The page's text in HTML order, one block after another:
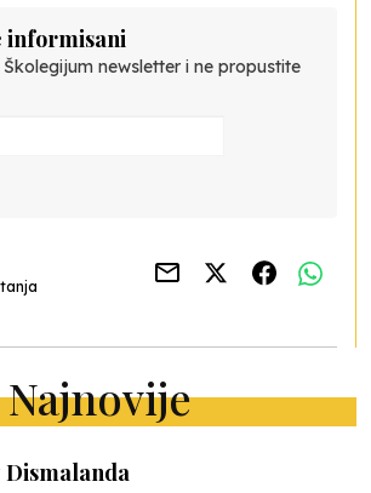
informisani
newsletter i ne propustite
Najnovije
Dismalanda